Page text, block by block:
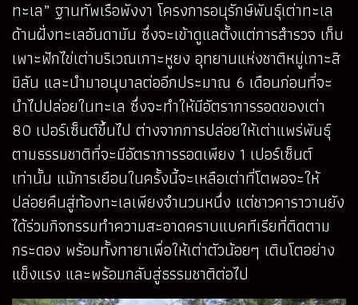
ทะเล” ฐานทัพเรือพังงา โครงการอนุรักษ์พันธุ์เต่าทะเล
ด้านฝั่งทะเลอันดามัน ซึ่งจะเข้าดูแลตั้งแต่การสำรวจ เก็บ
เพาะฟักไข่เต่าบริเวณเกาะหูยง อุทยานแห่งชาติหมู่เกาะสิ
มิลัน และนำมาอนุบาลต่ออีกประมาณ 6 เดือนก่อนที่จะ
นำไปปล่อยในทะเล ซึ่งจะทำให้มีอัตราการรอดของเต่า
80 เปอร์เซ็นต์ขึ้นไป ต่างจากการปล่อยให้เต่าแพร่พันธุ์
ตามธรรมชาติที่จะมีอัตราการรอดเพียง 1 เปอร์เซ็นต์
เท่านั้น แม้การเยือนในครั้งนี้จะเหลือเต่าที่โตพอจะให้
ปล่อยคืนสู่ท้องทะเลเพียงจำนวนหนึ่ง แต่ชาวคาราวานยัง
ได้ร่วมกิจกรรมทำความสะอาดคราบแบคทีเรียที่ติดตาม
กระดอง พร้อมทั้งทายาเพื่อให้เต่าตัวน้อยๆ เติบโตอย่าง
แข็งแรง และพร้อมกลับสู่ธรรมชาติต่อไป